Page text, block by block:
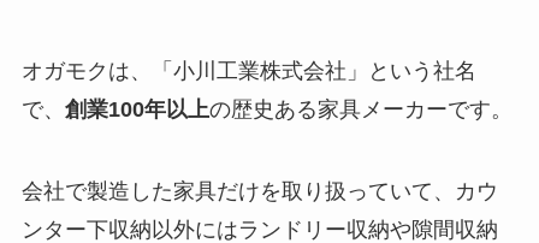
オガモクは、「小川工業株式会社」という社名
で、 創業100年以上の歴史ある家具メーカーです。
会社で製造した家具だけを取り扱っていて、カウ
ンター下収納以外にはランドリー収納や隙間収納